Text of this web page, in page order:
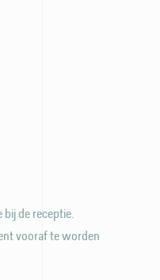
bij de receptie.
vooraf te worden